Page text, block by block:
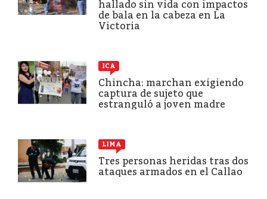
hallado sin vida con impactos
de bala en la cabeza en La
Victoria
ICA
Chincha: marchan exigiendo
captura de sujeto que
estranguló a joven madre
LIMA
Tres personas heridas tras dos
ataques armados en el Callao